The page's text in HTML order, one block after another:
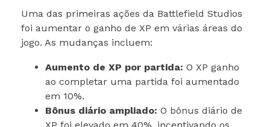
Uma das primeiras ações da Battlefield Studios
foi aumentar o ganho de XP em várias áreas do
jogo. As mudanças incluem:
Aumento de XP por partida: O XP ganho
ao completar uma partida foi aumentado
em 10%.
Bônus diário ampliado: O bônus diário de